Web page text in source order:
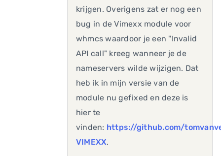
krijgen. Overigens zat er nog een
bug in de Vimexx module voor
whmcs waardoor je een "Invalid
API call" kreeg wanneer je de
nameservers wilde wijzigen. Dat
heb ik in mijn versie van de
module nu gefixed en deze is
hier te
vinden: https://github.com/
VIMEXX.